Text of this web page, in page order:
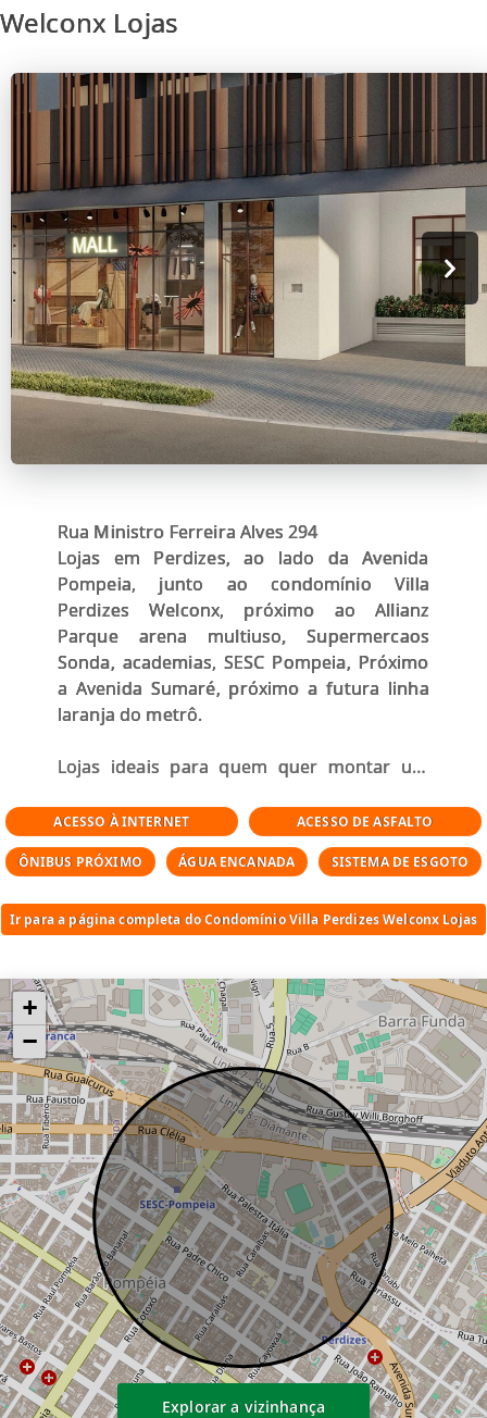
Welconx Lojas
Rua Ministro Ferreira Alves 294
Lojas em Perdizes, ao lado da Avenida
Pompeia, junto ao condomínio Villa
Perdizes Welconx, próximo ao Allianz
Parque arena multiuso, Supermercaos
Sonda, academias, SESC Pompeia, Próximo
a Avenida Sumaré, próximo a futura linha
laranja do metrô.
Lojas ideais para quem quer montar um
comercial, porque é uma região de classe
média, classe média alta, com potencial de
valorização imobiliária em uma revenda
ACESSO À INTERNET ACESSO DE ASFALTO
ÔNIBUS PRÓXIMO ÁGUA ENCANADA SISTEMA DE ESGOTO
Ir para a página completa do Condomínio Villa Perdizes Welconx Lojas
+
−
Explorar a vizinhança